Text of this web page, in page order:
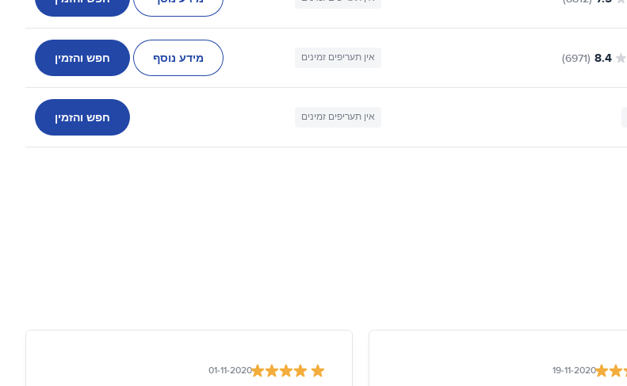
8.4
(6971) אין תעריפים זמינים מידע נוסף חפש והזמין
אין תעריפים זמינים חפש והזמין
19-11-2020
01-11-2020